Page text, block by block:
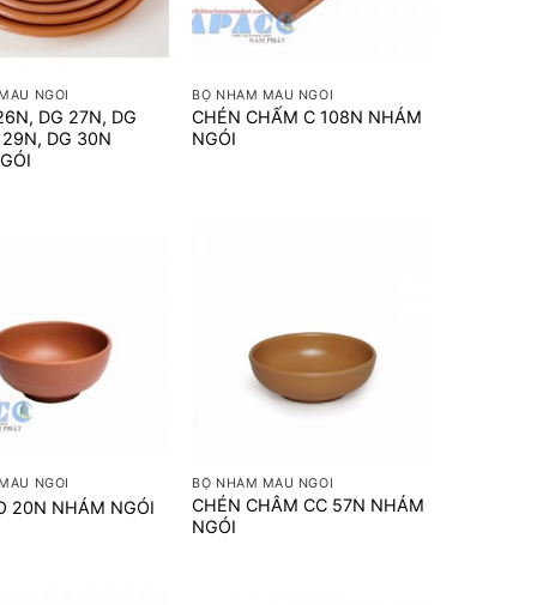
NGÓI
DG 27N, DG
DG 30N
BỘ NHÁM MÀU NGÓI
CHÉN CHẤM C 108N NHÁM
NGÓI
NGÓI
20N NHÁM NGÓI
BỘ NHÁM MÀU NGÓI
CHÉN CHÂM CC 57N NHÁM
NGÓI